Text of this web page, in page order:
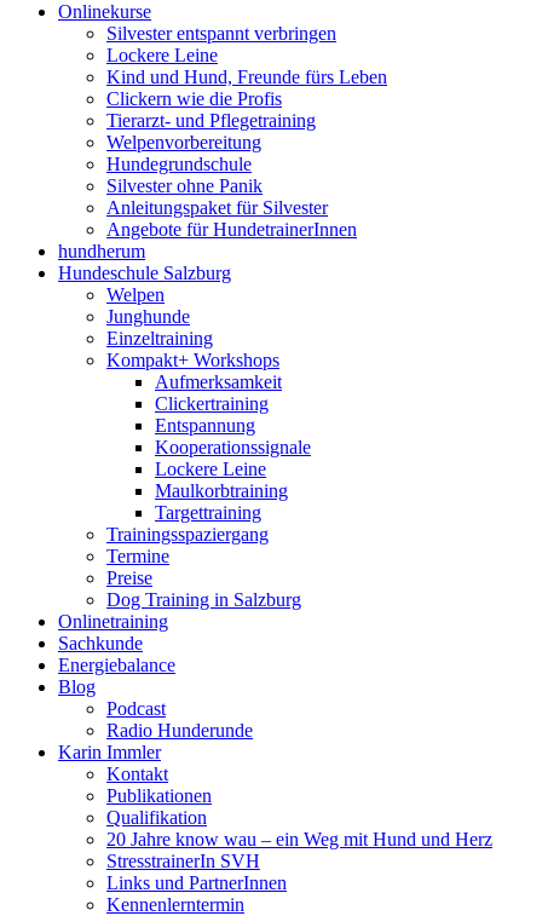
Onlinekurse
Silvester entspannt verbringen
Lockere Leine
Kind und Hund, Freunde fürs Leben
Clickern wie die Profis
Tierarzt- und Pflegetraining
Welpenvorbereitung
Hundegrundschule
Silvester ohne Panik
Anleitungspaket für Silvester
Angebote für HundetrainerInnen
hundherum
Hundeschule Salzburg
Welpen
Junghunde
Einzeltraining
Kompakt+ Workshops
Aufmerksamkeit
Clickertraining
Entspannung
Kooperationssignale
Lockere Leine
Maulkorbtraining
Targettraining
Trainingsspaziergang
Termine
Preise
Dog Training in Salzburg
Onlinetraining
Sachkunde
Energiebalance
Blog
Podcast
Radio Hunderunde
Karin Immler
Kontakt
Publikationen
Qualifikation
20 Jahre know wau – ein Weg mit Hund und Herz
StresstrainerIn SVH
Links und PartnerInnen
Kennenlerntermin